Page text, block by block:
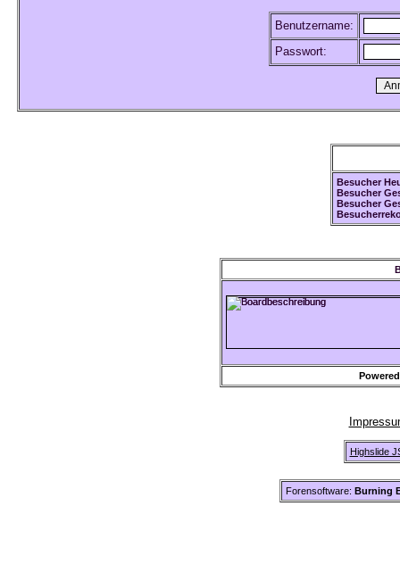
Benutzername:
Passwort:
Besucher
Besucher
Besucher
Highslide
Forensoftware: Burning